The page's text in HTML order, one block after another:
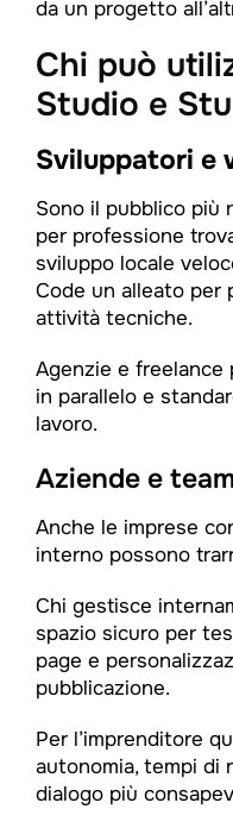
da un progetto
Chi può
Studio e
Sviluppatori e
Sono il pubblico più
per professione
sviluppo locale
Code un alleato per
attività tecniche.
Agenzie e
in parallelo e
lavoro.
Aziende e
Anche le imprese
interno possono
Chi gestisce
spazio sicuro per
page e
pubblicazione.
Per l’imprenditore
autonomia, tempi di
dialogo più